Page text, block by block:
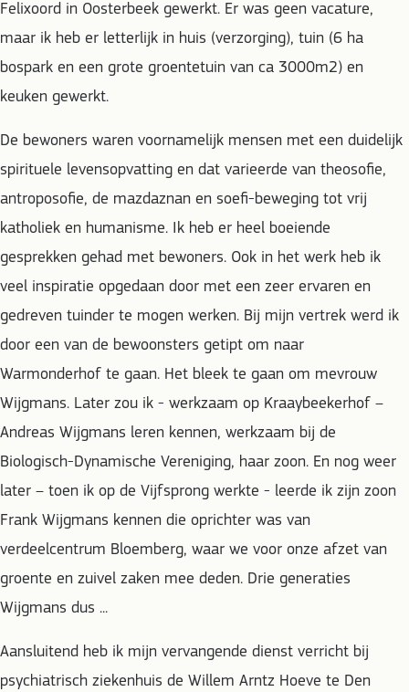
Felixoord in Oosterbeek gewerkt. Er was geen vacature,
maar ik heb er letterlijk in huis (verzorging), tuin (6 ha
bospark en een grote groentetuin van ca 3000m2) en
keuken gewerkt.
De bewoners waren voornamelijk mensen met een duidelijk
spirituele levensopvatting en dat varieerde van theosofie,
antroposofie, de mazdaznan en soefi-beweging tot vrij
katholiek en humanisme. Ik heb er heel boeiende
gesprekken gehad met bewoners. Ook in het werk heb ik
veel inspiratie opgedaan door met een zeer ervaren en
gedreven tuinder te mogen werken. Bij mijn vertrek werd ik
door een van de bewoonsters getipt om naar
Warmonderhof te gaan. Het bleek te gaan om mevrouw
Wijgmans. Later zou ik - werkzaam op Kraaybeekerhof –
Andreas Wijgmans leren kennen, werkzaam bij de
Biologisch-Dynamische Vereniging, haar zoon. En nog weer
later – toen ik op de Vijfsprong werkte - leerde ik zijn zoon
Frank Wijgmans kennen die oprichter was van
verdeelcentrum Bloemberg, waar we voor onze afzet van
groente en zuivel zaken mee deden. Drie generaties
Wijgmans dus ...
Aansluitend heb ik mijn vervangende dienst verricht bij
psychiatrisch ziekenhuis de Willem Arntz Hoeve te Den